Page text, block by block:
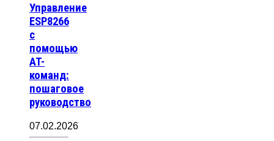
Управление
ESP8266
с
помощью
AT-
команд:
пошаговое
руководство
07.02.2026